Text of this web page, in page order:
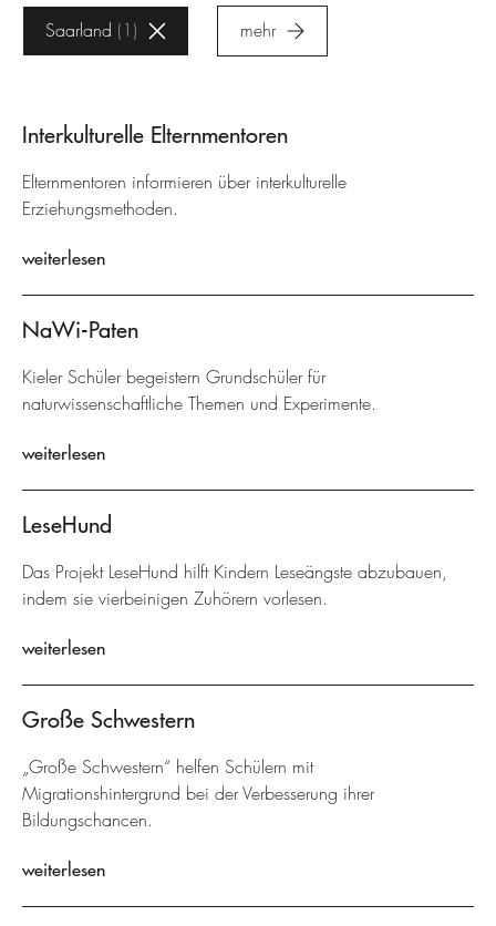
Saarland 1 mehr
Interkulturelle Elternmentoren
Elternmentoren informieren über interkulturelle
Erziehungsmethoden.
weiterlesen
NaWi-Paten
Kieler Schüler begeistern Grundschüler für
naturwissenschaftliche Themen und Experimente.
weiterlesen
LeseHund
Das Projekt LeseHund hilft Kindern Leseängste abzubauen,
indem sie vierbeinigen Zuhörern vorlesen.
weiterlesen
Große Schwestern
„Große Schwestern“ helfen Schülern mit
Migrationshintergrund bei der Verbesserung ihrer
Bildungschancen.
weiterlesen